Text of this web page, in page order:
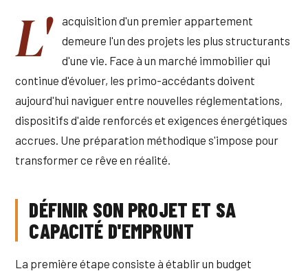
L'
acquisition d'un premier appartement
demeure l'un des projets les plus structurants
d'une vie. Face à un marché immobilier qui
continue d'évoluer, les primo-accédants doivent
aujourd'hui naviguer entre nouvelles réglementations,
dispositifs d'aide renforcés et exigences énergétiques
accrues. Une préparation méthodique s'impose pour
transformer ce rêve en réalité.
DÉFINIR SON PROJET ET SA
CAPACITÉ D'EMPRUNT
La première étape consiste à établir un budget